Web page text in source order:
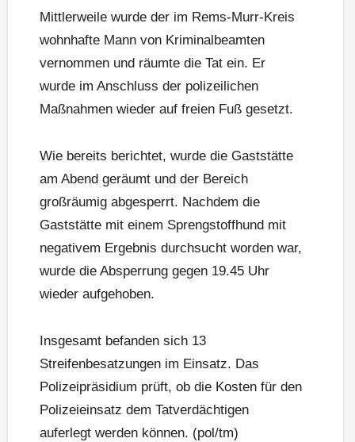
Mittlerweile wurde der im Rems-Murr-Kreis
wohnhafte Mann von Kriminalbeamten
vernommen und räumte die Tat ein. Er
wurde im Anschluss der polizeilichen
Maßnahmen wieder auf freien Fuß gesetzt.
Wie bereits berichtet, wurde die Gaststätte
am Abend geräumt und der Bereich
großräumig abgesperrt. Nachdem die
Gaststätte mit einem Sprengstoffhund mit
negativem Ergebnis durchsucht worden war,
wurde die Absperrung gegen 19.45 Uhr
wieder aufgehoben.
Insgesamt befanden sich 13
Streifenbesatzungen im Einsatz. Das
Polizeipräsidium prüft, ob die Kosten für den
Polizeieinsatz dem Tatverdächtigen
auferlegt werden können. (pol/tm)